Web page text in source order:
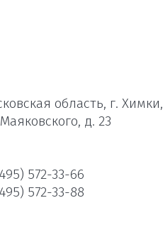
область, г. Химки,
д. 23
572-33-66
572-33-88